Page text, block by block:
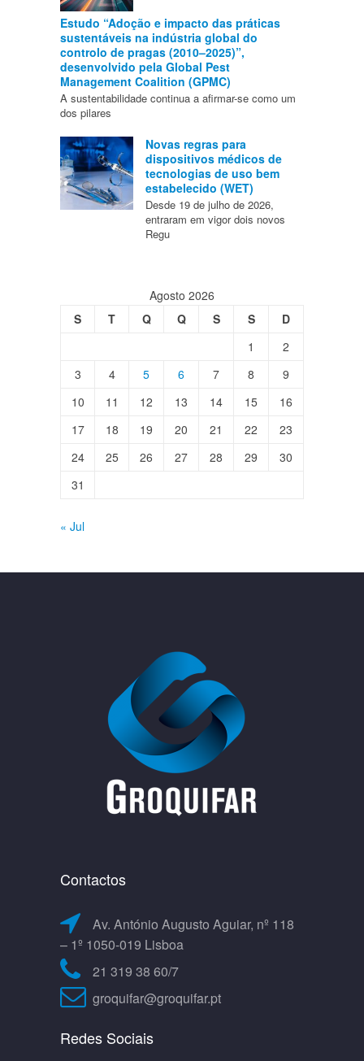
Estudo “Adoção e impacto das práticas
sustentáveis na indústria global do
controlo de pragas (2010–2025)”,
desenvolvido pela Global Pest
Management Coalition (GPMC)
A sustentabilidade continua a afirmar-se como um
dos pilares
Novas regras para
dispositivos médicos de
tecnologias de uso bem
estabelecido (WET)
Desde 19 de julho de 2026,
entraram em vigor dois novos
Regu
Agosto 2026
S
T Q Q S S
D
1
2
3
4 5 6 7 8
9
10
11 12 13 14 15
16
17
18 19 20 21 22
23
24
25 26 27 28 29
30
31
« Jul
Contactos
Av. António Augusto Aguiar, nº 118
– 1º 1050-019 Lisboa
21 319 38 60/7
groquifar@groquifar.pt
Redes Sociais